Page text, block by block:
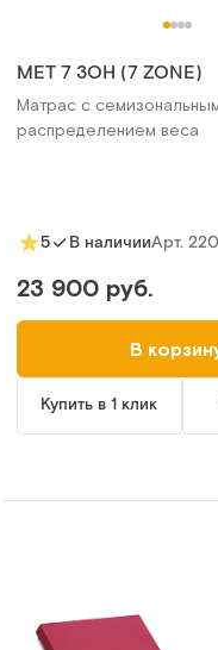
MET 7 ЗОН (7 ZONE)
Матрас c
распределением веса
5 В наличииАрт.
23 900 руб.
В
Купить в 1 клик